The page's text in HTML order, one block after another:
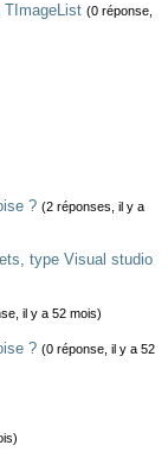
TImageList (0 réponse,
? (2 réponses, il y a
type Visual studio
il y a 52 mois)
? (0 réponse, il y a 52